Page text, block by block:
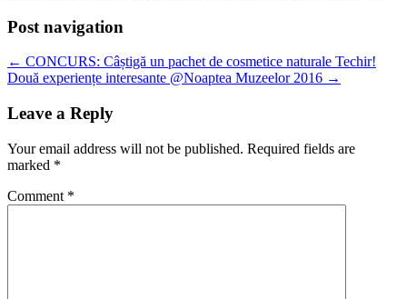
Post navigation
← CONCURS: Câștigă un pachet de cosmetice naturale Techir!
Două experiențe interesante @Noaptea Muzeelor 2016 →
Leave a Reply
Your email address will not be published. Required fields are
marked *
Comment *